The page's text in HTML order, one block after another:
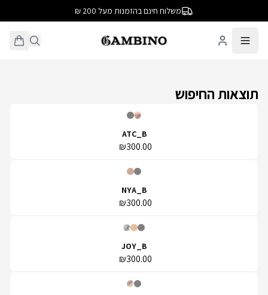
משלוח חינם בהזמנות מעל 200 ₪
תוצאות החיפוש
ATC_B
₪300.00
NYA_B
₪300.00
JOY_B
₪300.00